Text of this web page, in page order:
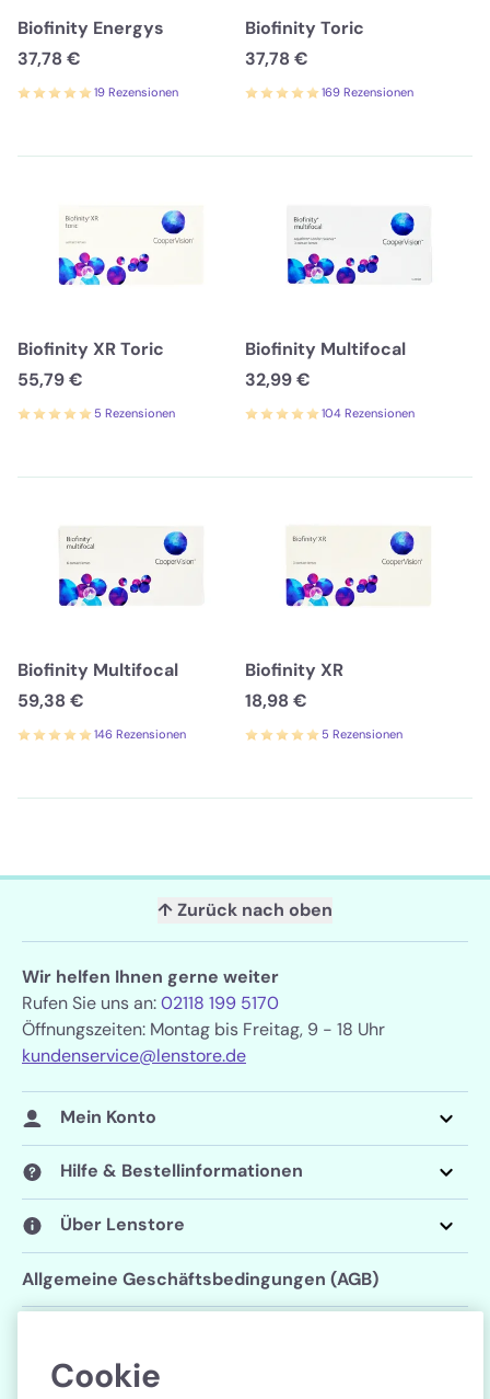
Biofinity Energys
37,78 €
19 Rezensionen
Biofinity Toric
37,78 €
169 Rezensionen
Biofinity XR Toric
55,79 €
5 Rezensionen
Biofinity Multifocal
32,99 €
104 Rezensionen
Biofinity Multifocal
59,38 €
146 Rezensionen
Biofinity XR
18,98 €
5 Rezensionen
↑ Zurück nach oben
Wir helfen Ihnen gerne weiter
Rufen Sie uns an:02118 199 5170
Öffnungszeiten: Montag bis Freitag, 9 - 18 Uhr
kundenservice@lenstore.de
Mein Konto
Hilfe & Bestellinformationen
Über Lenstore
Allgemeine Geschäftsbedingungen (AGB)
Cookie-Einstellungen
Cookie